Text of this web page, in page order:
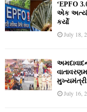
‘EPFO
એક અત્યંત
કર્યો
July 18,
July 16,